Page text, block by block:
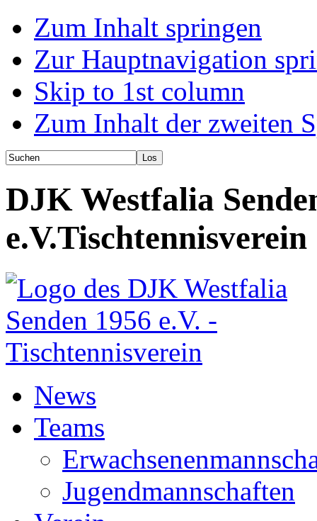
Zum Inhalt springen
Zur Hauptnavigation
Skip to 1st column
Zum Inhalt der zweiten
DJK Westfalia
e.V.Tischtennisverein
News
Teams
Jugendmannschaften